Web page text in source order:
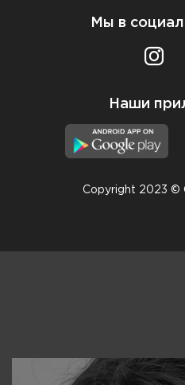
Мы в
Наши
Copyright 2023 ©